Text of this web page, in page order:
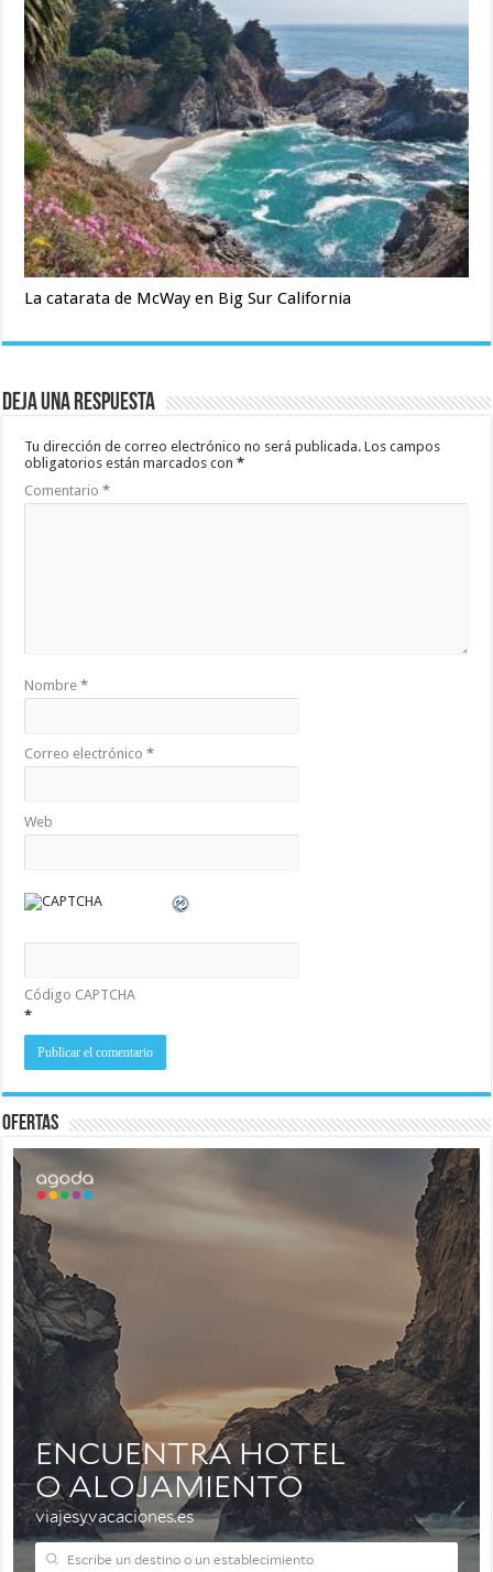
La catarata de McWay en Big Sur California
Deja una respuesta
Tu dirección de correo electrónico no será publicada. Los campos
obligatorios están marcados con*
Comentario*
Nombre*
Correo electrónico*
Web
Código CAPTCHA
*
Ofertas